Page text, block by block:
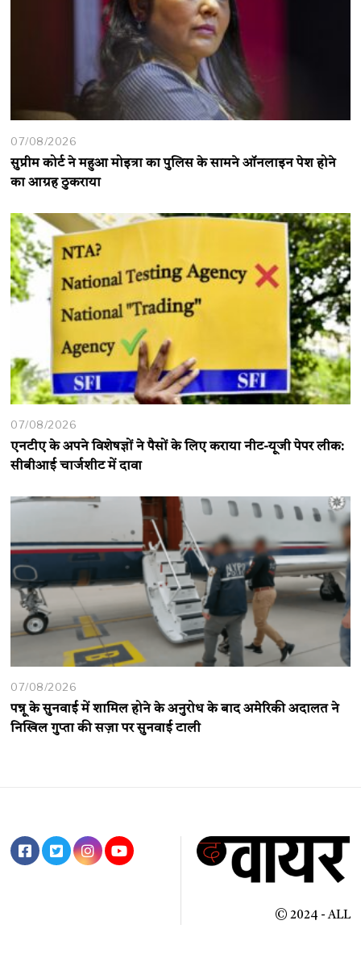
07/08/2026
सुप्रीम कोर्ट ने महुआ मोइत्रा का पुलिस के सामने ऑनलाइन पेश होने
का आग्रह ठुकराया
07/08/2026
एनटीए के अपने विशेषज्ञों ने पैसों के लिए कराया नीट-यूजी पेपर लीक:
सीबीआई चार्जशीट में दावा
07/08/2026
पन्नू के सुनवाई में शामिल होने के अनुरोध के बाद अमेरिकी अदालत ने
निखिल गुप्ता की सज़ा पर सुनवाई टाली
© 2024 - ALL